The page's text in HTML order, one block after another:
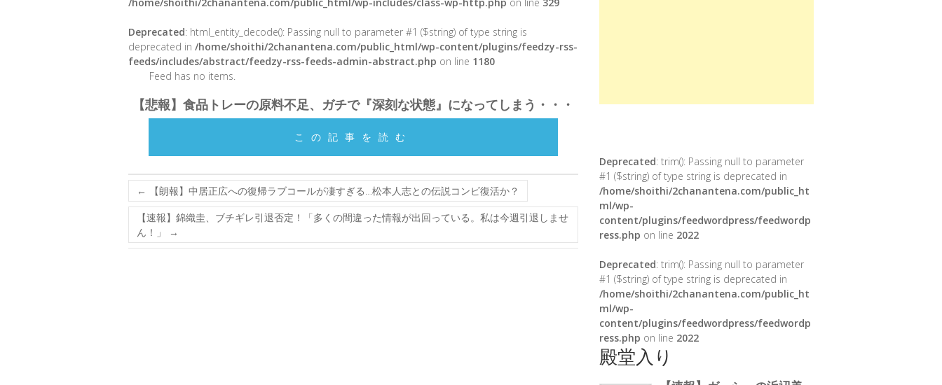
Deprecated: html_entity_decode(): Passing null to parameter #1 ($string) of type string is
deprecated in /home/shoithi/2chanantena.com/public_html/wp-content/plugins/feedzy-rss-
feeds/includes/abstract/feedzy-rss-feeds-admin-abstract.php on line 1180
Feed has no items.
【悲報】食品トレーの原料不足、ガチで『深刻な状態』になってしまう・・・
この記事を読む
←
【朗報】中居正広への復帰ラブコールが凄すぎる…松本人志との伝説コンビ復活か？
【速報】錦織圭、ブチギレ引退否定！「多くの間違った情報が出回っている。私は今週引退しませ
ん！」
→
Deprecated: trim(): Passing null to parameter
#1 ($string) of type string is deprecated in
/home/shoithi/2chanantena.com/public_ht
ml/wp-
content/plugins/feedwordpress/feedwordp
ress.php on line 2022
Deprecated: trim(): Passing null to parameter
#1 ($string) of type string is deprecated in
/home/shoithi/2chanantena.com/public_ht
ml/wp-
content/plugins/feedwordpress/feedwordp
ress.php on line 2022
殿堂入り